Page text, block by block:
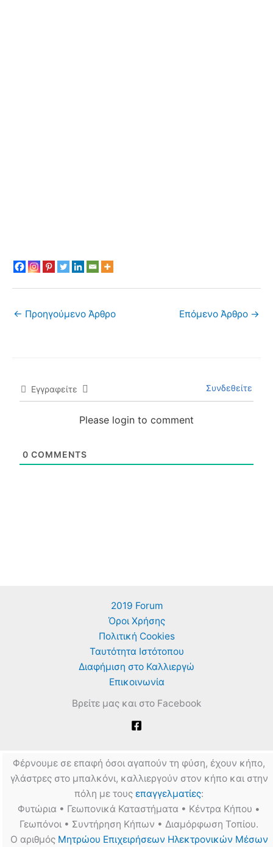
← Προηγούμενο Άρθρο Επόμενο Άρθρο →
Εγγραφείτε Συνδεθείτε
Please login to comment
0 COMMENTS
2019 Forum
Όροι Χρήσης
Πολιτική Cookies
Ταυτότητα Ιστότοπου
Διαφήμιση στο Καλλιεργώ
Επικοινωνία
Βρείτε μας και στο Facebook
Φέρνουμε σε επαφή όσοι αγαπούν τη φύση, έχουν κήπο,
γλάστρες στο μπαλκόνι, καλλιεργούν στον κήπο και στην
πόλη με τους επαγγελματίες:
Φυτώρια • Γεωπονικά Καταστήματα • Κέντρα Κήπου •
Γεωπόνοι • Συντήρηση Κήπων • Διαμόρφωση Τοπίου.
Ο αριθμός Μητρώου Επιχειρήσεων Ηλεκτρονικών Μέσων